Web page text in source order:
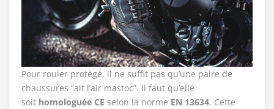
Pour rouler protégé, il ne suffit pas qu’une paire de
chaussures “ait l’air mastoc”. Il faut qu’elle
soit homologuée CE selon la norme EN 13634. Cette